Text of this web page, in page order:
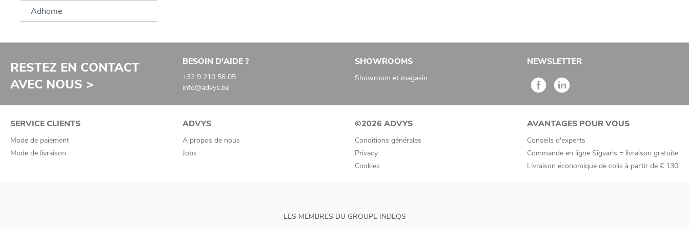
Adhome
RESTEZ EN CONTACT
AVEC NOUS >
BESOIN D'AIDE ?
+32 9 210 56 05
info@advys.be
SHOWROOMS
Showroom et magasin
NEWSLETTER
SERVICE CLIENTS
Mode de paiement
Mode de livraison
ADVYS
A propos de nous
Jobs
©2026 ADVYS
Conditions générales
Privacy
Cookies
AVANTAGES POUR VOUS
Conseils d'experts
Commande en ligne Sigvaris = livraison gratuite
Livraison économique de colis à partir de € 130
LES MEMBRES DU GROUPE INDEQS